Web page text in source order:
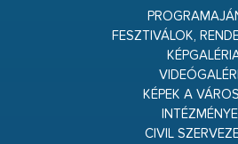
FESZTIVÁLOK,
KÉPEK A
CIVIL